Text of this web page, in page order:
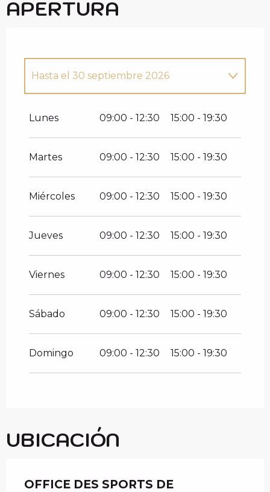
APERTURA
Hasta el 30 septiembre 2026
Del1 junio 2027al30 septiembre
2027
Lunes 09:00 - 12:30 15:00 - 19:30
Martes 09:00 - 12:30 15:00 - 19:30
Miércoles 09:00 - 12:30 15:00 - 19:30
Jueves 09:00 - 12:30 15:00 - 19:30
Viernes 09:00 - 12:30 15:00 - 19:30
Sábado 09:00 - 12:30 15:00 - 19:30
Domingo 09:00 - 12:30 15:00 - 19:30
UBICACIÓN
OFFICE DES SPORTS DE